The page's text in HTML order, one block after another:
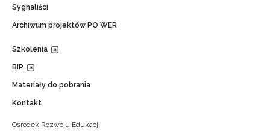
Sygnaliści
Archiwum projektów PO WER
Szkolenia
BIP
Materiały do pobrania
Kontakt
Ośrodek Rozwoju Edukacji